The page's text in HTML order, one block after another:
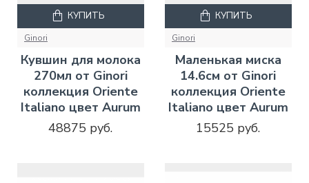
Ginori
Кувшин для молока
270мл от Ginori
коллекция Oriente
Italiano цвет Aurum
48875 руб.
КУПИТЬ
Ginori
Маленькая миска
14.6см от Ginori
коллекция Oriente
Italiano цвет Aurum
15525 руб.
КУПИТЬ